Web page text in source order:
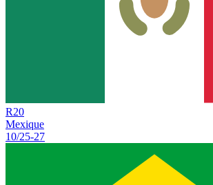
R20
Mexique
10/25-27